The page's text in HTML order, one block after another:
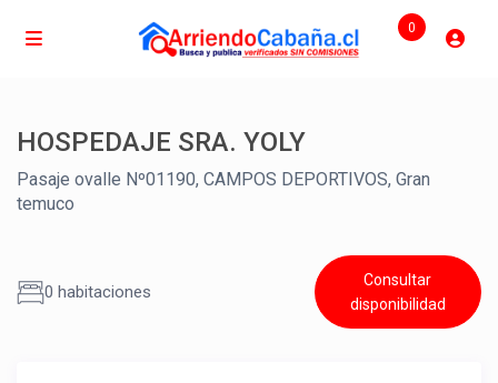
0
HOSPEDAJE SRA. YOLY
Pasaje ovalle Nº01190, CAMPOS DEPORTIVOS, Gran
temuco
0 habitaciones
Consultar
disponibilidad